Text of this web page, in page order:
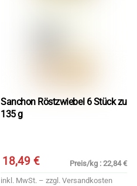
Sanchon Röstzwiebel 6 Stück zu
135 g
18,49 €
Preis/kg : 22,84 €
inkl. MwSt. – zzgl.Versandkosten